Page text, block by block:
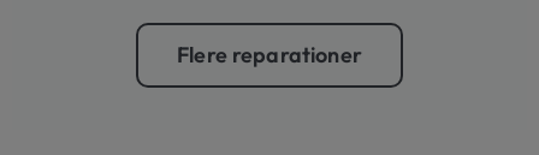
Flere reparationer​